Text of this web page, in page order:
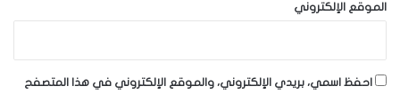
الموقع الإلكتروني
احفظ اسمي، بريدي الإلكتروني، والموقع الإلكتروني في هذا المتصفح